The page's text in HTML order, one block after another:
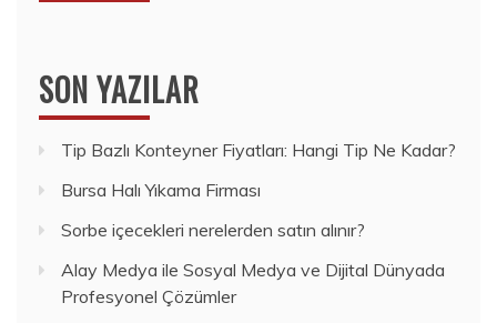
SON YAZILAR
Tip Bazlı Konteyner Fiyatları: Hangi Tip Ne Kadar?
Bursa Halı Yıkama Firması
Sorbe içecekleri nerelerden satın alınır?
Alay Medya ile Sosyal Medya ve Dijital Dünyada
Profesyonel Çözümler